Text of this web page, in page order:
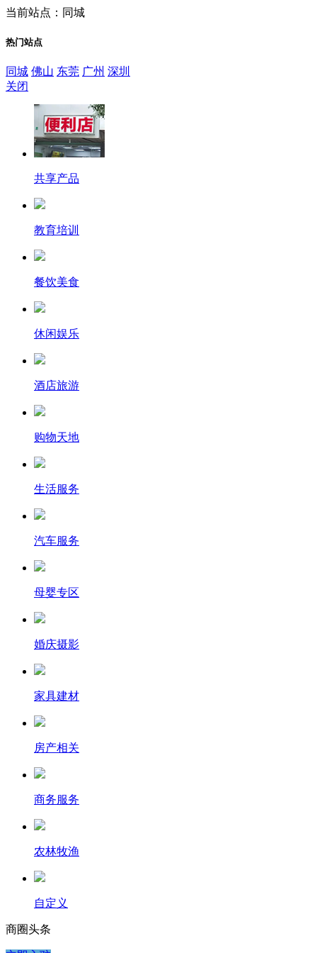
当前站点：同城
热门站点
同城 佛山 东莞 广州 深圳
关闭
共享产品
教育培训
餐饮美食
休闲娱乐
酒店旅游
购物天地
生活服务
汽车服务
母婴专区
婚庆摄影
家具建材
房产相关
商务服务
农林牧渔
自定义
商圈头条